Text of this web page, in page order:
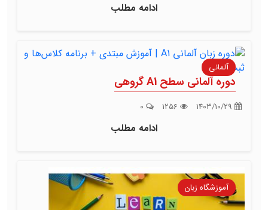
ادامه مطلب
آلمانی
دوره آلمانی سطح A1 گروهی
ادامه مطلب
آموزشگاه زبان